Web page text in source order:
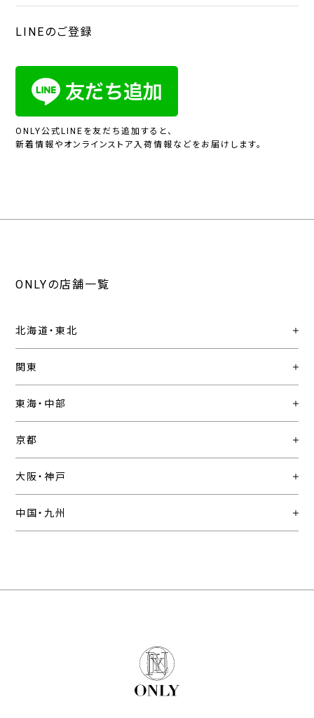
LINEのご登録
ONLY公式LINEを友だち追加すると、
新着情報やオンラインストア入荷情報などをお届けします。
ONLYの店舗一覧
北海道・東北
関東
東海・中部
京都
大阪・神戸
中国・九州